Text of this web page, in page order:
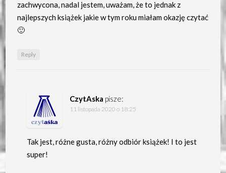
zachwycona, nadal jestem, uważam, że to jednak z
najlepszych książek jakie w tym roku miałam okazję czytać
🙂
Reply
CzytAska pisze:
11 listopada 2020 o 18:25
Tak jest, różne gusta, różny odbiór książek! I to jest
super!